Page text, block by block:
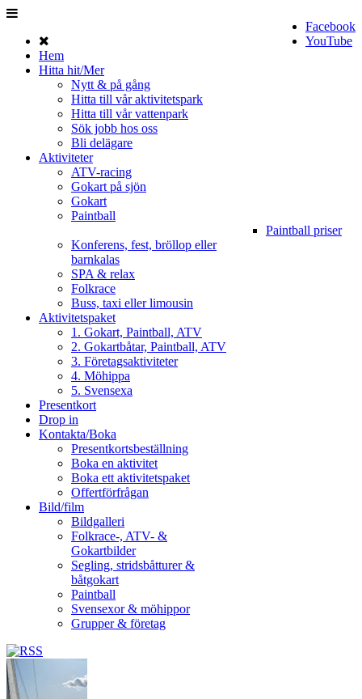
Facebook
YouTube
Hem
Hitta hit/Mer
Nytt & på gång
Hitta till vår aktivitetspark
Hitta till vår vattenpark
Sök jobb hos oss
Bli delägare
Aktiviteter
ATV-racing
Gokart på sjön
Gokart
Paintball
Paintball priser
Konferens, fest, bröllop eller
barnkalas
SPA & relax
Folkrace
Buss, taxi eller limousin
Aktivitetspaket
1. Gokart, Paintball, ATV
2. Gokartbåtar, Paintball, ATV
3. Företagsaktiviteter
4. Möhippa
5. Svensexa
Presentkort
Drop in
Kontakta/Boka
Presentkortsbeställning
Boka en aktivitet
Boka ett aktivitetspaket
Offertförfrågan
Bild/film
Bildgalleri
Folkrace-, ATV- &
Gokartbilder
Segling, stridsbåtturer &
båtgokart
Paintball
Svensexor & möhippor
Grupper & företag